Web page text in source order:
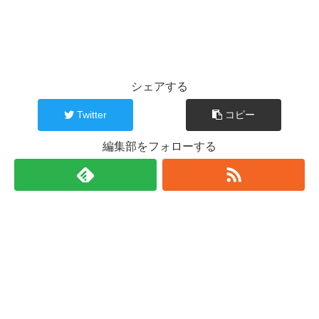
シェアする
Twitter コピー
編集部をフォローする